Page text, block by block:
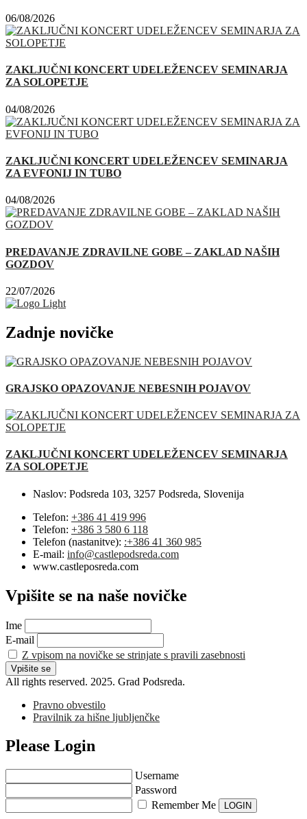
06/08/2026
ZAKLJUČNI KONCERT UDELEŽENCEV SEMINARJA
ZA SOLOPETJE
04/08/2026
ZAKLJUČNI KONCERT UDELEŽENCEV SEMINARJA
ZA EVFONIJ IN TUBO
04/08/2026
PREDAVANJE ZDRAVILNE GOBE – ZAKLAD NAŠIH
GOZDOV
22/07/2026
Zadnje novičke
GRAJSKO OPAZOVANJE NEBESNIH POJAVOV
ZAKLJUČNI KONCERT UDELEŽENCEV SEMINARJA
ZA SOLOPETJE
Naslov: Podsreda 103, 3257 Podsreda, Slovenija
Telefon: +386 41 419 996
Telefon: +386 3 580 6 118
Telefon (nastanitve): :+386 41 360 985
E-mail: info@castlepodsreda.com
www.castleposreda.com
Vpišite se na naše novičke
Ime
E-mail
Z vpisom na novičke se strinjate s pravili zasebnosti
All rights reserved. 2025. Grad Podsreda.
Pravno obvestilo
Pravilnik za hišne ljubljenčke
Please Login
Username
Password
Remember Me